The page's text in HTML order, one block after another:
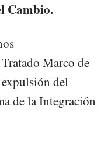
Cambio.
Marco de
del
de la Integración